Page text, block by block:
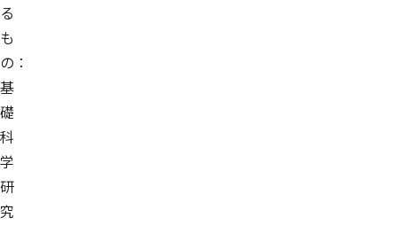
る
も
の：
基
礎
科
学
研
究